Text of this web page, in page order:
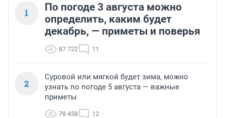
1
По погоде 3 августа можно
определить, каким будет
декабрь, — приметы и поверья
87 722 11
2
Суровой или мягкой будет зима, можно
узнать по погоде 5 августа — важные
приметы
78 458 12